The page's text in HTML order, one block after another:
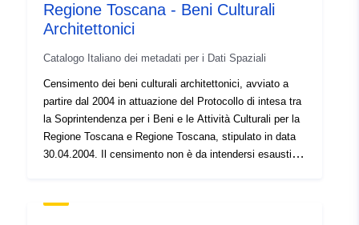
30 July 2026
Spaziale: Coordinate: [ [ 2.54, 51.51 ], [
Tipo:
Polygon
Identificatori: https://opendata.elia.be/explore/
Regione Toscana - Beni Culturali
Architettonici
Catalogo Italiano dei metadati per i Dati Spaziali
Censimento dei beni culturali architettonici, avviato a
partire dal 2004 in attuazione del Protocollo di intesa tra
la Soprintendenza per i Beni e le Attività Culturali per la
Regione Toscana e Regione Toscana, stipulato in data
30.04.2004. Il censimento non è da intendersi esaustivo
D.Lgs. 22 gennaio 2004, n. 42 e ss.mm.ii, individuati